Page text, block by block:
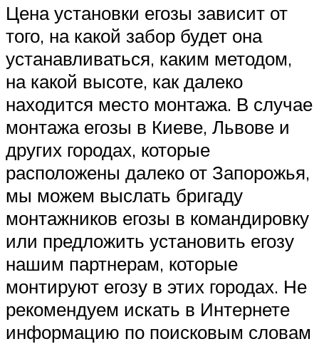
Цена установки егозы зависит от
того, на какой забор будет она
устанавливаться, каким методом,
на какой высоте, как далеко
находится место монтажа. В случае
монтажа егозы в Киеве, Львове и
других городах, которые
расположены далеко от Запорожья,
мы можем выслать бригаду
монтажников егозы в командировку
или предложить установить егозу
нашим партнерам, которые
монтируют егозу в этих городах. Не
рекомендуем искать в Интернете
информацию по поисковым словам